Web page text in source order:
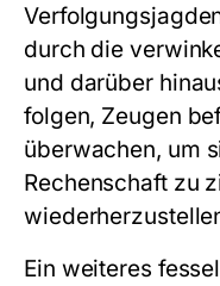
durch die
und darüber
folgen, Zeugen
überwachen, um
Rechenschaft zu
Ein weiteres